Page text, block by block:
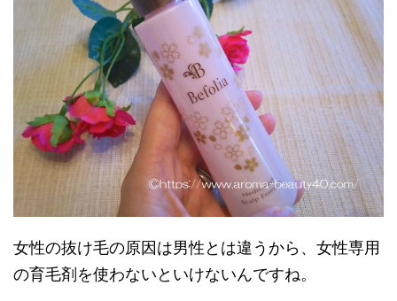
女性の抜け毛の原因は男性とは違うから、女性専用
の育毛剤を使わないといけないんですね。